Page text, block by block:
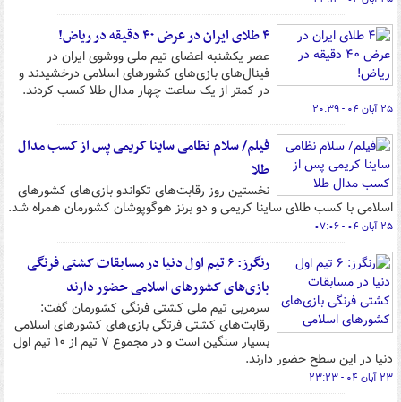
۴ طلای ایران در عرض ۴۰ دقیقه در ریاض!
عصر یکشنبه اعضای تیم ملی ووشوی ایران در
فینال‌های بازی‌های کشورهای اسلامی درخشیدند و
در کمتر از یک ساعت چهار مدال طلا کسب کردند.
۲۵ آبان ۰۴ - ۲۰:۳۹
فیلم/ سلام نظامی ساینا کریمی پس از کسب مدال
طلا
نخستین روز رقابت‌های تکواندو بازی‌های کشورهای
اسلامی با کسب طلای ساینا کریمی و دو برنز هوگوپوشان کشورمان همراه شد.
۲۵ آبان ۰۴ - ۰۷:۰۶
رنگرز: ۶ تیم اول دنیا در مسابقات کشتی فرنگی
بازی‌های کشورهای اسلامی حضور دارند
سرمربی تیم ملی کشتی فرنگی کشورمان گفت:
رقابت‌های کشتی فرتگی بازی‌های کشورهای اسلامی
بسیار سنگین است و در مجموع ۷ تیم از ۱۰ تیم اول
دنیا در این سطح حضور دارند.
۲۳ آبان ۰۴ - ۲۳:۲۳